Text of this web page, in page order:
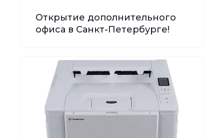
Открытие дополнительного
офиса в Санкт-Петербурге!